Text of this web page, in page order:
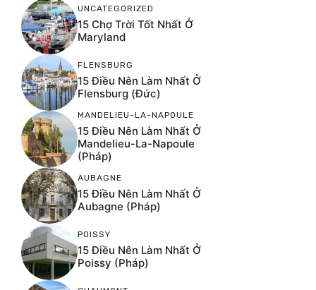
UNCATEGORIZED
15 Chợ Trời Tốt Nhất Ở
Maryland
FLENSBURG
15 Điều Nên Làm Nhất Ở
Flensburg (Đức)
MANDELIEU-LA-NAPOULE
15 Điều Nên Làm Nhất Ở
Mandelieu-La-Napoule
(Pháp)
AUBAGNE
15 Điều Nên Làm Nhất Ở
Aubagne (Pháp)
POISSY
15 Điều Nên Làm Nhất Ở
Poissy (Pháp)